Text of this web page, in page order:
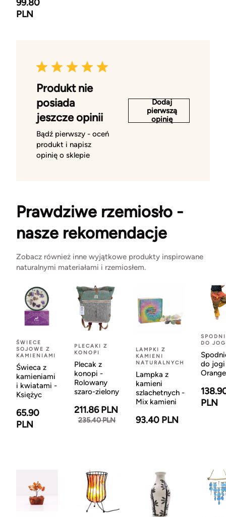
99.80
PLN
Produkt nie
posiada
jeszcze opinii
Bądź pierwszy - oceń
produkt i napisz
opinię o sklepie
Dodaj
pierwszą
opinię
Prawdziwe rzemiosło -
nasze rekomendacje
Zobacz również inne wyjątkowe produkty inspirowane
naturalnymi materiałami i rzemiosłem.
ŚWIECE
SOJOWE Z
KAMIENIAMI
Świeca z
kamieniami
i kwiatami -
Księżyc
65.90
PLN
PLECAKI Z
KONOPI
Plecak z
konopi -
Rolowany
szaro-zielony
211.86 PLN
235.40 PLN
LAMPKI Z
KAMIENI
NATURALNYCH
Lampka z
kamieni
szlachetnych -
Mix kamieni
93.40 PLN
DO
do
Orange
PLN